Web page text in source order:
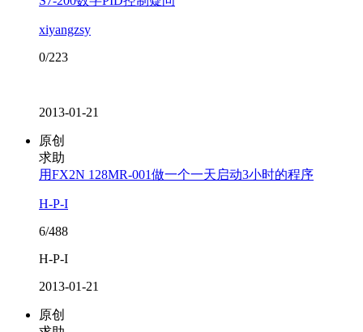
xiyangzsy
0/223
2013-01-21
原创
求助
用FX2N 128MR-001做一个一天启动3小时的程序
H-P-I
6/488
H-P-I
2013-01-21
原创